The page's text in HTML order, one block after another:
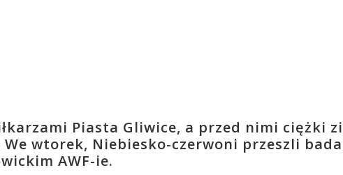
Piasta Gliwice, a przed nimi ciężki
wtorek, Niebiesko-czerwoni przeszli
AWF-ie.